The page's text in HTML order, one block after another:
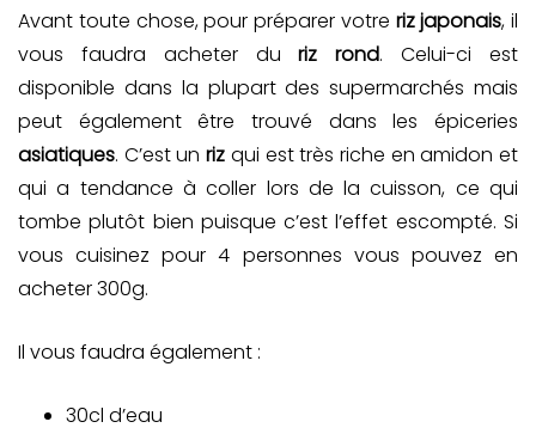
Avant toute chose, pour préparer votre riz japonais, il
vous faudra acheter duriz rond. Celui-ci est
disponible dans la plupart des supermarchés mais
peut également être trouvé dans les épiceries
asiatiques. C’est unriz qui est très riche en amidon et
qui a tendance à coller lors de la cuisson, ce qui
tombe plutôt bien puisque c’est l’effet escompté. Si
vous cuisinez pour 4 personnes vous pouvez en
acheter 300g.
Il vous faudra également :
30cl d’eau